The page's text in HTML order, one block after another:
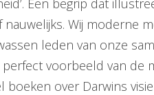
Wij moderne
leden van onze
voorbeeld van de
over Darwins